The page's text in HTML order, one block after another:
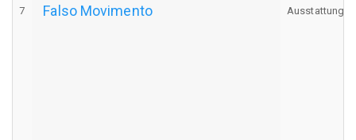
7 Falso Movimento Ausstattung